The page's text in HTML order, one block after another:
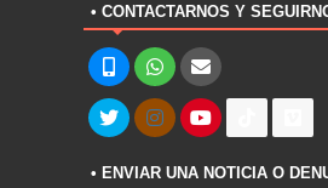
• CONTACTARNOS Y
• ENVIAR UNA NOTICIA O